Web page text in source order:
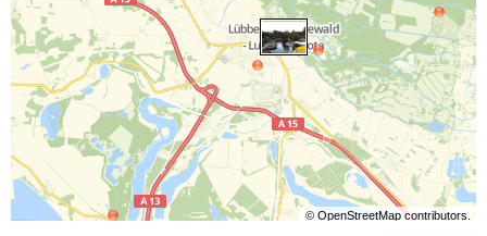
© OpenStreetMapcontributors.